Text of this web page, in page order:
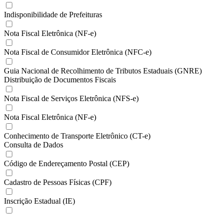
Indisponibilidade de Prefeituras
Nota Fiscal Eletrônica (NF-e)
Nota Fiscal de Consumidor Eletrônica (NFC-e)
Guia Nacional de Recolhimento de Tributos Estaduais (GNRE)
Distribuição de Documentos Fiscais
Nota Fiscal de Serviços Eletrônica (NFS-e)
Nota Fiscal Eletrônica (NF-e)
Conhecimento de Transporte Eletrônico (CT-e)
Consulta de Dados
Código de Endereçamento Postal (CEP)
Cadastro de Pessoas Físicas (CPF)
Inscrição Estadual (IE)